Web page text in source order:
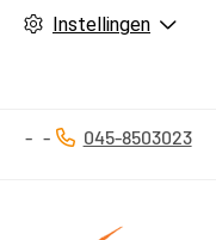
Instellingen
Tel:
045-8503023